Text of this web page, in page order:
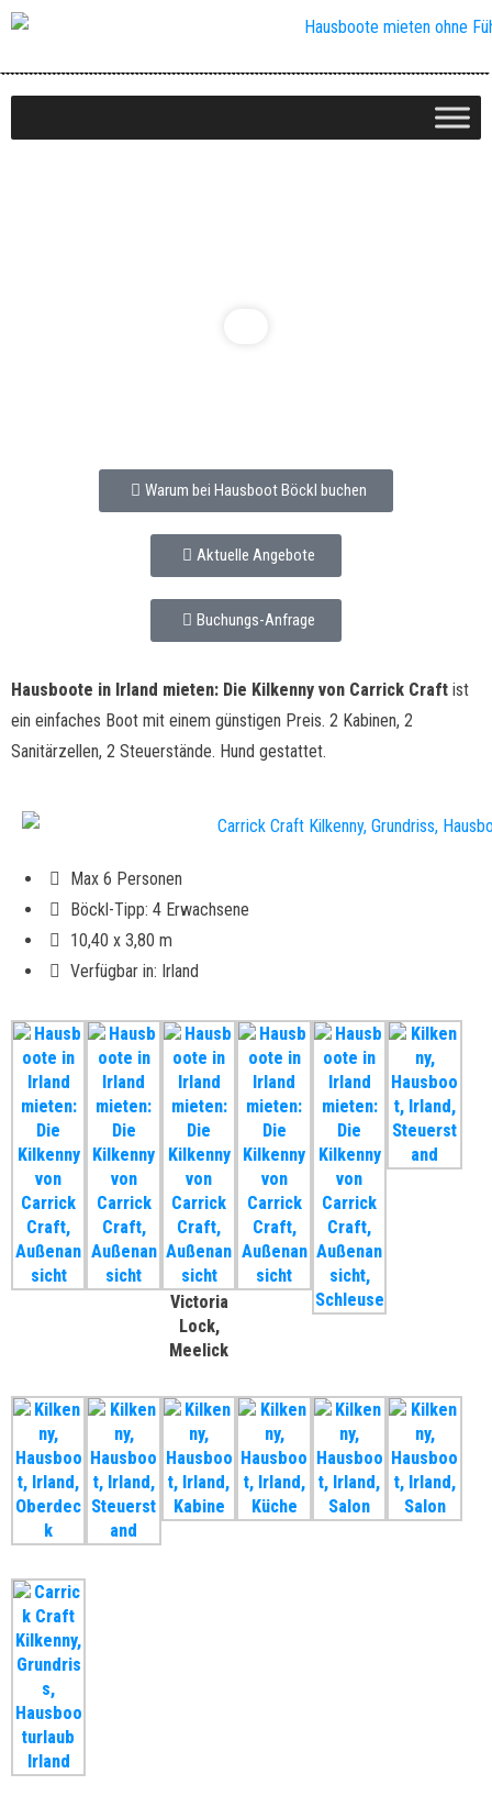
Warum bei Hausboot Böckl buchen
Aktuelle Angebote
Buchungs-Anfrage
Hausboote in Irland mieten: Die Kilkenny von Carrick Craft ist
ein einfaches Boot mit einem günstigen Preis. 2 Kabinen, 2
Sanitärzellen, 2 Steuerstände. Hund gestattet.
Max 6 Personen
Böckl-Tipp: 4 Erwachsene
10,40 x 3,80 m
Verfügbar in: Irland
Victoria
Lock,
Meelick